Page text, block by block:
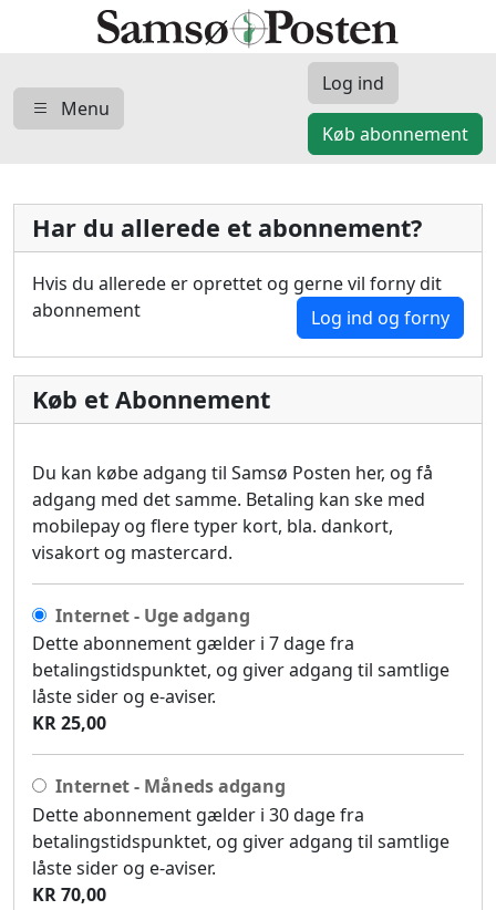
Menu
Log ind
Køb abonnement
Har du allerede et abonnement?
Hvis du allerede er oprettet og gerne vil forny dit
abonnement
Log ind og forny
Køb et Abonnement
Du kan købe adgang til Samsø Posten her, og få
adgang med det samme. Betaling kan ske med
mobilepay og flere typer kort, bla. dankort,
visakort og mastercard.
Internet - Uge adgang
Dette abonnement gælder i 7 dage fra
betalingstidspunktet, og giver adgang til samtlige
låste sider og e-aviser.
KR 25,00
Internet - Måneds adgang
Dette abonnement gælder i 30 dage fra
betalingstidspunktet, og giver adgang til samtlige
låste sider og e-aviser.
KR 70,00